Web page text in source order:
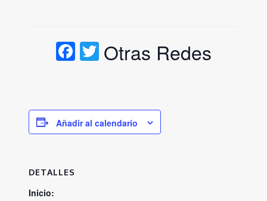
Facebook
Twitter
Otras Redes
Añadir al calendario
DETALLES
Inicio: